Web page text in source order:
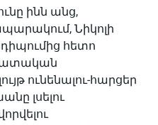
ինն անց,
Նիկոլի
հետո
ունենալու-հարցեր
լսելու